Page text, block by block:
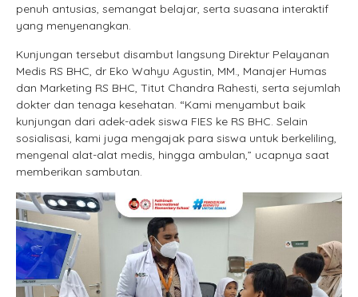
penuh antusias, semangat belajar, serta suasana interaktif
yang menyenangkan.
Kunjungan tersebut disambut langsung Direktur Pelayanan
Medis RS BHC, dr Eko Wahyu Agustin, MM., Manajer Humas
dan Marketing RS BHC, Titut Chandra Rahesti, serta sejumlah
dokter dan tenaga kesehatan. “Kami menyambut baik
kunjungan dari adek-adek siswa FIES ke RS BHC. Selain
sosialisasi, kami juga mengajak para siswa untuk berkeliling,
mengenal alat-alat medis, hingga ambulan,” ucapnya saat
memberikan sambutan.